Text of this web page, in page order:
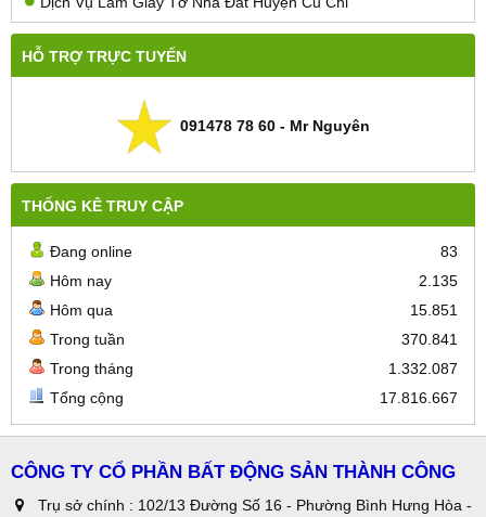
HỖ TRỢ TRỰC TUYẾN
091478 78 60 - Mr Nguyên
THỐNG KÊ TRUY CẬP
Đang online
83
Hôm nay
2.135
Hôm qua
15.851
Trong tuần
370.841
Trong tháng
1.332.087
Tổng cộng
17.816.667
CÔNG TY CỔ PHẦN BẤT ĐỘNG SẢN THÀNH CÔNG
Trụ sở chính : 102/13 Đường Số 16 - Phường Bình Hưng Hòa -